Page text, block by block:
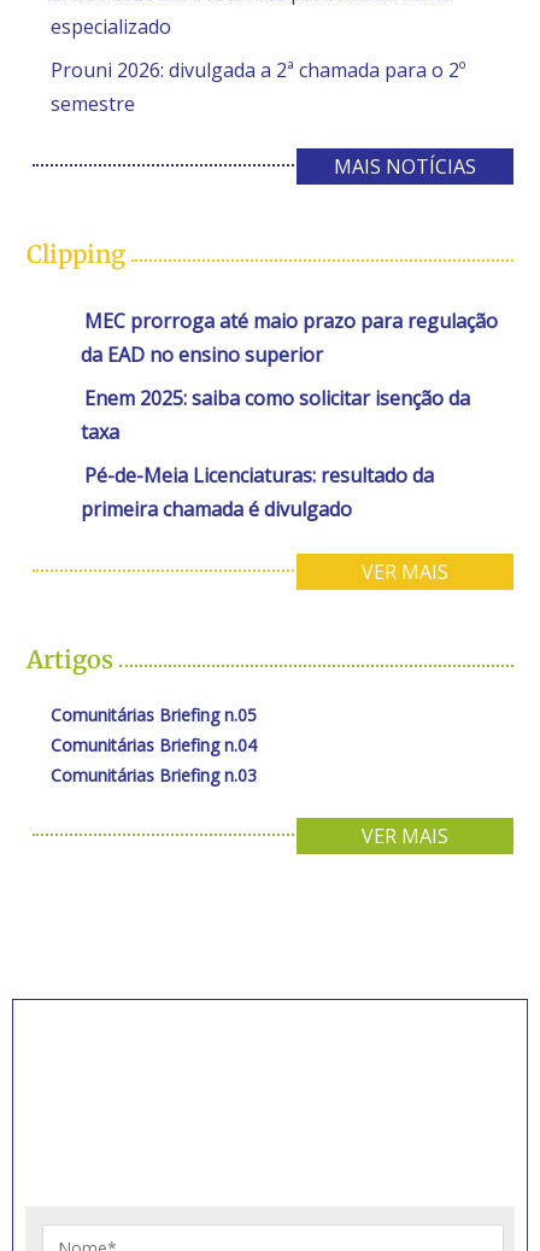
especializado
Prouni 2026: divulgada a 2ª chamada para o 2º
semestre
MAIS NOTÍCIAS
Clipping
MEC prorroga até maio prazo para regulação
da EAD no ensino superior
Enem 2025: saiba como solicitar isenção da
taxa
Pé-de-Meia Licenciaturas: resultado da
primeira chamada é divulgado
VER MAIS
Artigos
Comunitárias Briefing n.05
Comunitárias Briefing n.04
Comunitárias Briefing n.03
VER MAIS